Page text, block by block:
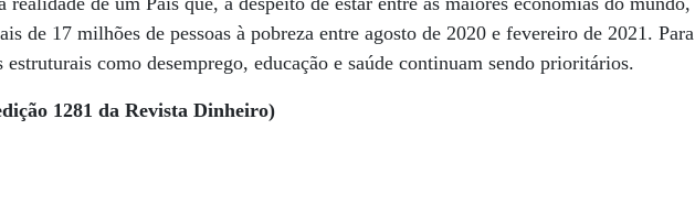
de 17 milhões de pessoas à pobreza entre agosto de 2020 e fevereiro de 2021. Para
estruturais como desemprego, educação e saúde continuam sendo prioritários.
1281 da Revista Dinheiro)